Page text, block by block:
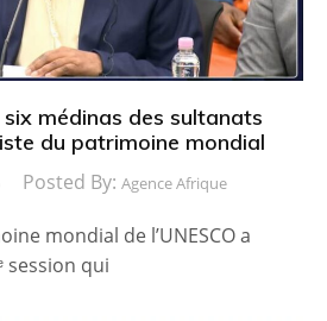
six médinas des sultanats
du patrimoine mondial
Posted By: Agence Afrique
mondial de l’UNESCO a
session qui